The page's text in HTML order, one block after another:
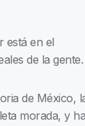
está en el
de la gente.
de México,
morada, y ha